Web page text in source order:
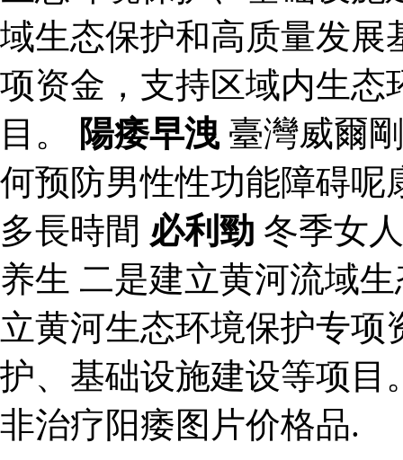
域生态保护和高质量发展
项资金，支持区域内生态
目。
陽痿早洩 臺灣威爾
何预防男性性功能障碍呢
多長時間 必利勁 冬季女
养生 二是建立黄河流域
立黄河生态环境保护专
护、基础设施建设等项目
非治疗阳痿图片价格品.